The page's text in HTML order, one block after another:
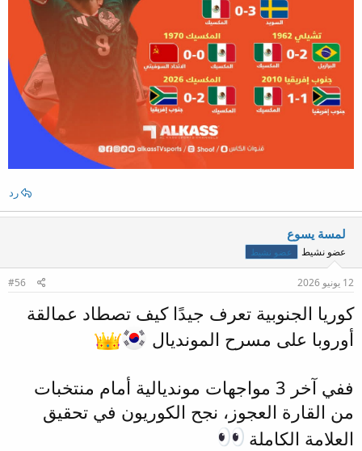
رد
لمسة يسوع
عضو نشيط عضو نشيط
12 يونيو 2026 #56
كوريا الجنوبية تعرف جيدًا كيف تصطاد عمالقة
أوروبا على مسرح المونديال
ففي آخر 3 مواجهات مونديالية أمام منتخبات
من القارة العجوز، نجح الكوريون في تحقيق
العلامة الكاملة